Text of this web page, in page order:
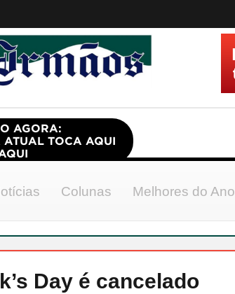
Colunas Melhores do Ano
Day é cancelado